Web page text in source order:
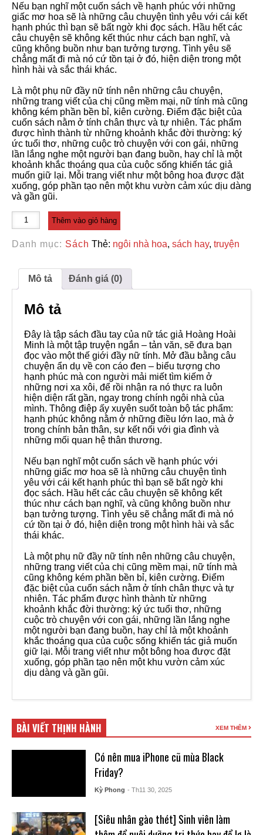
Nếu bạn nghĩ một cuốn sách về hạnh phúc với những
giấc mơ hoa sẽ là những câu chuyện tình yêu với cái kết
hạnh phúc thì bạn sẽ bất ngờ khi đọc sách. Hầu hết các
câu chuyện sẽ không kết thúc như cách bạn nghĩ, và
cũng không buồn như bạn tưởng tượng. Tình yêu sẽ
chẳng mất đi mà nó cứ tồn tại ở đó, hiện diện trong một
hình hài và sắc thái khác.
Là một phụ nữ đầy nữ tính nên những câu chuyện,
những trang viết của chị cũng mềm mại, nữ tính mà cũng
không kém phần bền bỉ, kiên cường. Điểm đặc biệt của
cuốn sách nằm ở tính chân thực và tự nhiên. Tác phẩm
được hình thành từ những khoảnh khắc đời thường: ký
ức tuổi thơ, những cuộc trò chuyện với con gái, những
lần lắng nghe một người bạn đang buồn, hay chỉ là một
khoảnh khắc thoáng qua của cuộc sống khiến tác giả
muốn giữ lại. Mỗi trang viết như một bông hoa được đặt
xuống, góp phần tạo nên một khu vườn cảm xúc dịu dàng
và gần gũi.
Ngôi
nhà
số
Thêm vào giỏ hàng
Danh mục: Sách Thẻ: ngôi nhà hoa, sách hay, truyện
Mô tả Đánh giá (0)
Mô tả
Đây là tập sách đầu tay của nữ tác giả Hoàng Hoài
Minh là một tập truyện ngắn – tản văn, sẽ đưa bạn
đọc vào một thế giới đầy nữ tính. Mở đầu bằng câu
chuyện ẩn dụ về con cáo đen – biểu tượng cho
hạnh phúc mà con người mải miết tìm kiếm ở
những nơi xa xôi, để rồi nhận ra nó thực ra luôn
hiện diện rất gần, ngay trong chính ngôi nhà của
mình. Thông điệp ấy xuyên suốt toàn bộ tác phẩm:
hạnh phúc không nằm ở những điều lớn lao, mà ở
trong chính bản thân, sự kết nối với gia đình và
những mối quan hệ thân thương.
Nếu bạn nghĩ một cuốn sách về hạnh phúc với
những giấc mơ hoa sẽ là những câu chuyện tình
yêu với cái kết hạnh phúc thì bạn sẽ bất ngờ khi
đọc sách. Hầu hết các câu chuyện sẽ không kết
thúc như cách bạn nghĩ, và cũng không buồn như
bạn tưởng tượng. Tình yêu sẽ chẳng mất đi mà nó
cứ tồn tại ở đó, hiện diện trong một hình hài và sắc
thái khác.
Là một phụ nữ đầy nữ tính nên những câu chuyện,
những trang viết của chị cũng mềm mại, nữ tính mà
cũng không kém phần bền bỉ, kiên cường. Điểm
đặc biệt của cuốn sách nằm ở tính chân thực và tự
nhiên. Tác phẩm được hình thành từ những
khoảnh khắc đời thường: ký ức tuổi thơ, những
cuộc trò chuyện với con gái, những lần lắng nghe
một người bạn đang buồn, hay chỉ là một khoảnh
khắc thoáng qua của cuộc sống khiến tác giả muốn
giữ lại. Mỗi trang viết như một bông hoa được đặt
xuống, góp phần tạo nên một khu vườn cảm xúc
dịu dàng và gần gũi.
BÀI VIẾT THỊNH HÀNH XEM THÊM
Có nên mua iPhone cũ mùa Black
Friday?
Kỳ Phong - Th11 30, 2025
[Siêu nhân gào thét] Sinh viên làm